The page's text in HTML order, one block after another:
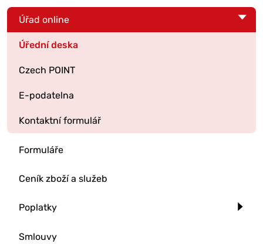
Úřad online
Úřední deska
Czech POINT
E-podatelna
Kontaktní formulář
Formuláře
Ceník zboží a služeb
Poplatky
Smlouvy